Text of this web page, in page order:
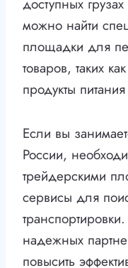
доступных
можно найти
площадки для
товаров, таких
продукты
Если вы
России,
трейдерскими
сервисы для
надежных
повысить